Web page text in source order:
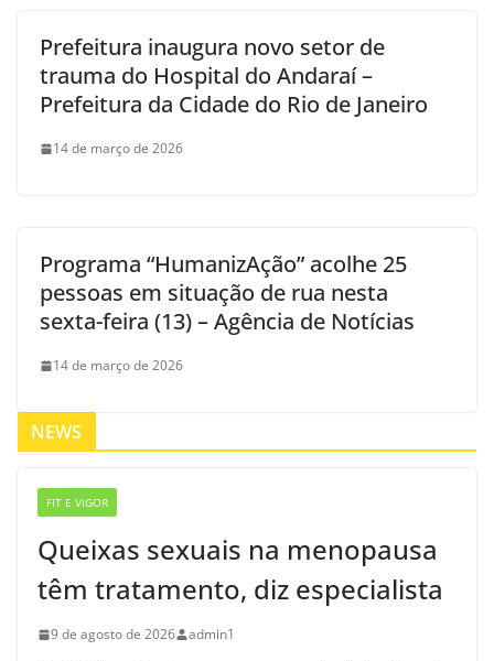
Prefeitura inaugura novo setor de
trauma do Hospital do Andaraí –
Prefeitura da Cidade do Rio de Janeiro
14 de março de 2026
Programa “HumanizAção” acolhe 25
pessoas em situação de rua nesta
sexta-feira (13) – Agência de Notícias
14 de março de 2026
NEWS
FIT E VIGOR
Queixas sexuais na menopausa
têm tratamento, diz especialista
9 de agosto de 2026 admin1